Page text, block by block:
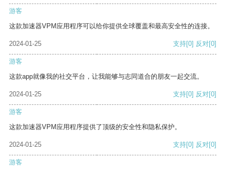
游客
这款加速器VPM应用程序可以给你提供全球覆盖和最高安全性的连接。
2024-01-25 支持[0] 反对[0]
游客
这款app就像我的社交平台，让我能够与志同道合的朋友一起交流。
2024-01-25 支持[0] 反对[0]
游客
这款加速器VPM应用程序提供了顶级的安全性和隐私保护。
2024-01-25 支持[0] 反对[0]
游客